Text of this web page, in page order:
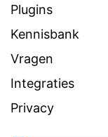
Plugins
Kennisbank
Vragen
Integraties
Privacy